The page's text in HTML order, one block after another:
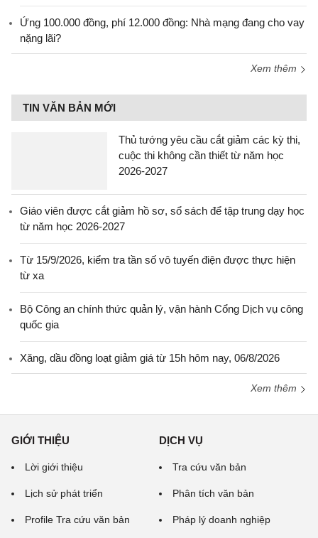
Ứng 100.000 đồng, phí 12.000 đồng: Nhà mạng đang cho vay
nặng lãi?
Xem thêm
TIN VĂN BẢN MỚI
Thủ tướng yêu cầu cắt giảm các kỳ thi,
cuộc thi không cần thiết từ năm học
2026-2027
Giáo viên được cắt giảm hồ sơ, sổ sách để tập trung dạy học
từ năm học 2026-2027
Từ 15/9/2026, kiểm tra tần số vô tuyến điện được thực hiện
từ xa
Bộ Công an chính thức quản lý, vận hành Cổng Dịch vụ công
quốc gia
Xăng, dầu đồng loạt giảm giá từ 15h hôm nay, 06/8/2026
Xem thêm
GIỚI THIỆU
Lời giới thiệu
Lịch sử phát triển
Profile Tra cứu văn bản
DỊCH VỤ
Tra cứu văn bản
Phân tích văn bản
Pháp lý doanh nghiệp